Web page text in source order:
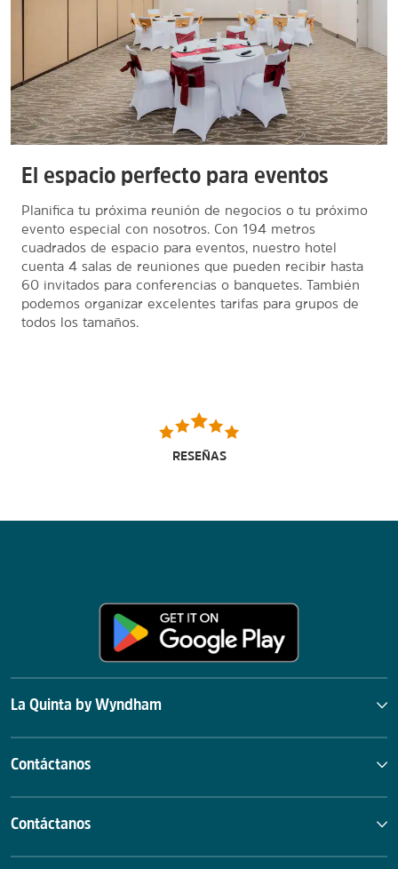
El espacio perfecto para eventos
Planifica tu próxima reunión de negocios o tu próximo
evento especial con nosotros. Con 194 metros
cuadrados de espacio para eventos, nuestro hotel
cuenta 4 salas de reuniones que pueden recibir hasta
60 invitados para conferencias o banquetes. También
podemos organizar excelentes tarifas para grupos de
todos los tamaños.
RESEÑAS
La Quinta by Wyndham
Contáctanos
Contáctanos